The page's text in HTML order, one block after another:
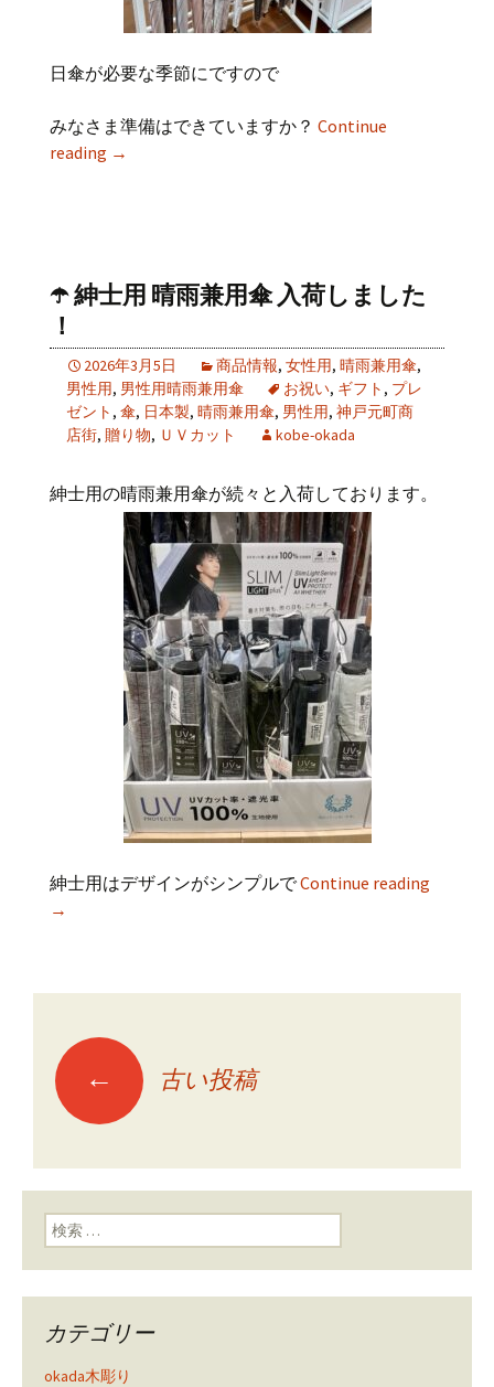
日傘が必要な季節にですので
みなさま準備はできていますか？ Continue
reading →
☂️ 紳士用 晴雨兼用傘 入荷しました
！
2026年3月5日 商品情報, 女性用, 晴雨兼用傘,
男性用, 男性用晴雨兼用傘 お祝い, ギフト , プレ
ゼント , 傘, 日本製, 晴雨兼用傘, 男性用, 神戸元町商
店街, 贈り物, ＵＶカット kobe-okada
紳士用の晴雨兼用傘が続々と入荷しております。
紳士用はデザインがシンプルでContinue reading
→
投稿ナビゲーショ
ン
← 古い投稿
検索:
カテゴリー
okada木彫り